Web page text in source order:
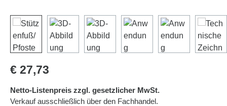
Regulärer Preis:
€ 27,73
Netto-Listenpreis zzgl. gesetzlicher MwSt.
Verkauf ausschließlich über den Fachhandel.